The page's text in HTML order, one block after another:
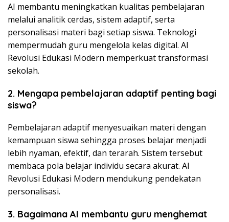
AI membantu meningkatkan kualitas pembelajaran
melalui analitik cerdas, sistem adaptif, serta
personalisasi materi bagi setiap siswa. Teknologi
mempermudah guru mengelola kelas digital. AI
Revolusi Edukasi Modern memperkuat transformasi
sekolah.
2. Mengapa pembelajaran adaptif penting bagi
siswa?
Pembelajaran adaptif menyesuaikan materi dengan
kemampuan siswa sehingga proses belajar menjadi
lebih nyaman, efektif, dan terarah. Sistem tersebut
membaca pola belajar individu secara akurat. AI
Revolusi Edukasi Modern mendukung pendekatan
personalisasi.
3. Bagaimana AI membantu guru menghemat